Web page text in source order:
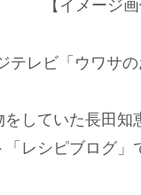
【イメージ画
レビ「ウワサの
していた長田知
レシピブログ」